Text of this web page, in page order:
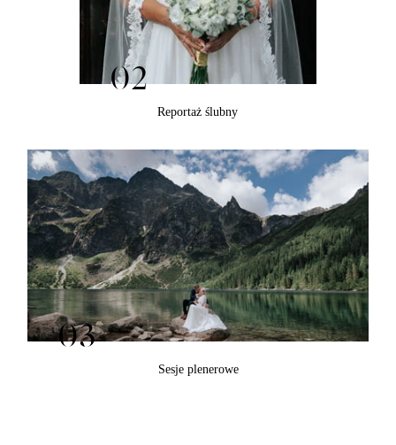
02
Reportaż ślubny
03
Sesje plenerowe